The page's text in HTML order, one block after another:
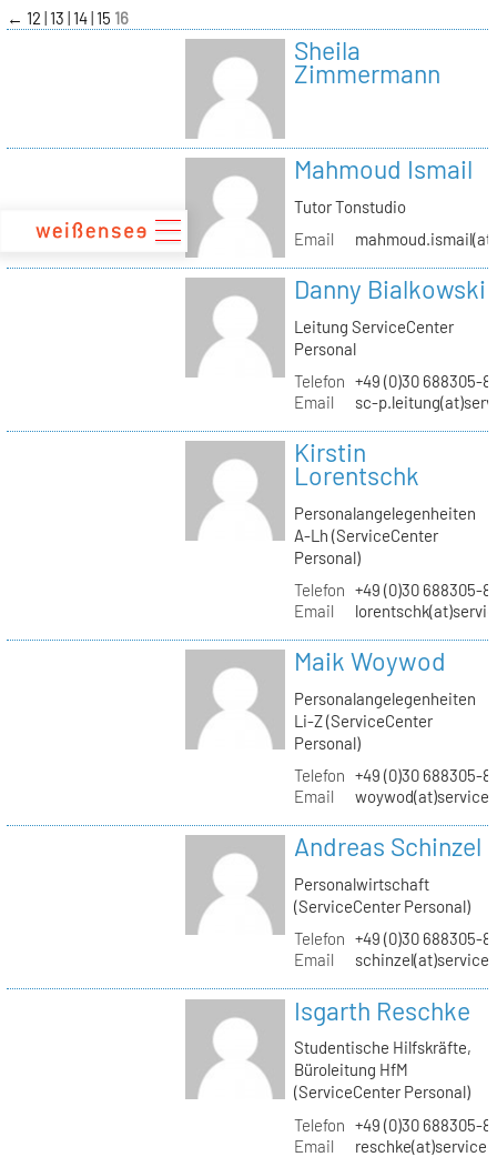
zum
Inhalt
← 12 13 14 15 16
Sheila
Zimmermann
Mahmoud Ismail
Tutor Tonstudio
Email
Danny Bialkowski
Leitung ServiceCenter
Personal
Telefon +49 (0)30 688305-
Email
sc-
Kirstin
Lorentschk
Personalangelegenheiten
A-Lh (ServiceCenter
Personal)
Telefon +49 (0)30 688305-
Email
Maik Woywod
Personalangelegenheiten
Li-Z (ServiceCenter
Personal)
Telefon +49 (0)30 688305-
Email
Andreas Schinzel
Personalwirtschaft
(ServiceCenter Personal)
Telefon +49 (0)30 688305-
Email
Isgarth Reschke
Studentische Hilfskräfte,
Büroleitung HfM
(ServiceCenter Personal)
Telefon +49 (0)30 688305-
Email